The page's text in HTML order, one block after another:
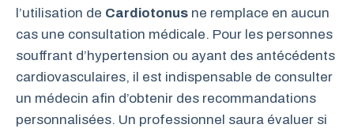
l’utilisation de Cardiotonus ne remplace en aucun
cas une consultation médicale. Pour les personnes
souffrant d’hypertension ou ayant des antécédents
cardiovasculaires, il est indispensable de consulter
un médecin afin d’obtenir des recommandations
personnalisées. Un professionnel saura évaluer si